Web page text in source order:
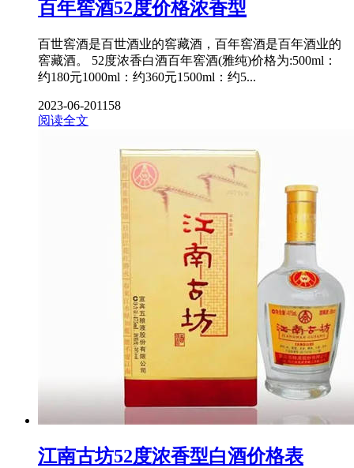
百年窖酒52度价格浓香型
百世窖酒是百世酒业的窖藏酒，百年窖酒是百年酒业的
窖藏酒。 52度浓香白酒百年窖酒(雅纯)价格为:500ml：
约180元1000ml：约360元1500ml：约5...
2023-06-201158
阅读全文
江南古坊52度浓香型白酒价格表